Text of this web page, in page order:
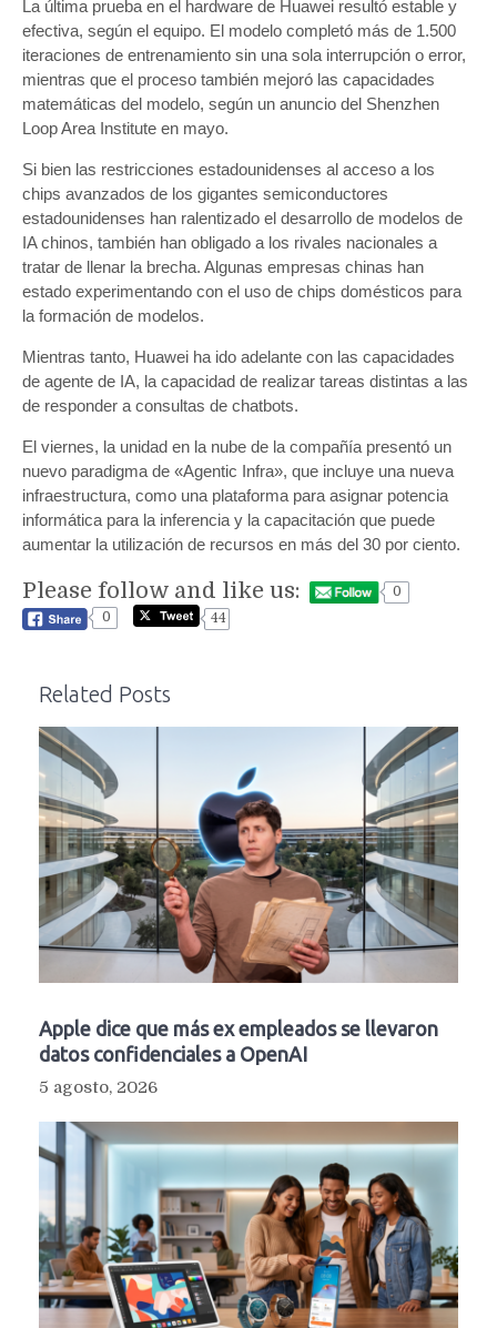
La última prueba en el hardware de Huawei resultó estable y
efectiva, según el equipo. El modelo completó más de 1.500
iteraciones de entrenamiento sin una sola interrupción o error,
mientras que el proceso también mejoró las capacidades
matemáticas del modelo, según un anuncio del Shenzhen
Loop Area Institute en mayo.
Si bien las restricciones estadounidenses al acceso a los
chips avanzados de los gigantes semiconductores
estadounidenses han ralentizado el desarrollo de modelos de
IA chinos, también han obligado a los rivales nacionales a
tratar de llenar la brecha. Algunas empresas chinas han
estado experimentando con el uso de chips domésticos para
la formación de modelos.
Mientras tanto, Huawei ha ido adelante con las capacidades
de agente de IA, la capacidad de realizar tareas distintas a las
de responder a consultas de chatbots.
El viernes, la unidad en la nube de la compañía presentó un
nuevo paradigma de «Agentic Infra», que incluye una nueva
infraestructura, como una plataforma para asignar potencia
informática para la inferencia y la capacitación que puede
aumentar la utilización de recursos en más del 30 por ciento.
Please follow and like us:
0
0
44
Related Posts
Apple dice que más ex empleados se llevaron
datos confidenciales a OpenAI
5 agosto, 2026